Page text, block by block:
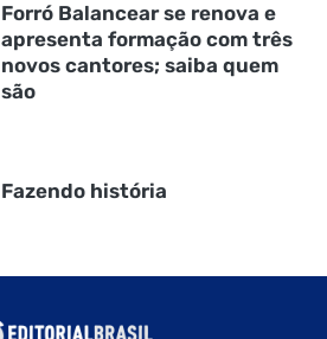
Forró Balancear se renova e
apresenta formação com três
novos cantores; saiba quem
são
Fazendo história